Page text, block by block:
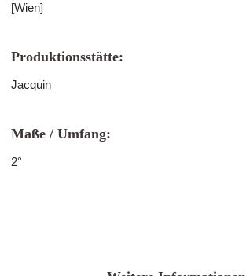
[Wien]
Produktionsstätte:
Jacquin
Maße / Umfang:
2°